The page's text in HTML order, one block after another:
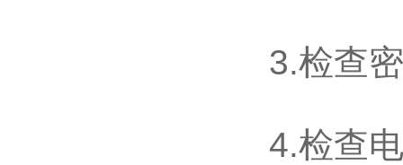
3.检查
4.检查